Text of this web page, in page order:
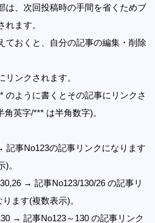
は、次回投稿時の手間を省くためブ
れます。
ておくと、自分の記事の編集・削除
リンクされます。
のように書くとその記事にリンクさ
角英字/*** は半角数字)。
記事No123の記事リンクになります
)。
→ 記事No123/130/26 の記事リ
ます(複数表示)。
→ 記事No123～130 の記事リンク